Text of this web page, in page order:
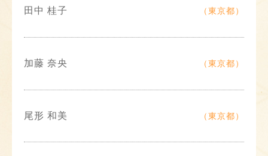
田中 桂子 （東京都）
加藤 奈央 （東京都）
尾形 和美 （東京都）